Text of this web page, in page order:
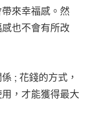
來幸福感。然
也不會有所改
; 花錢的方式，
，才能獲得最大